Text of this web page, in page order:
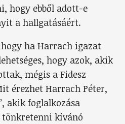
hogy ebből adott-e
a hallgatásáért.
ha Harrach igazat
hogy azok, akik
mégis a Fidesz
érezhet Harrach Péter,
akik foglalkozása
tönkretenni kívánó